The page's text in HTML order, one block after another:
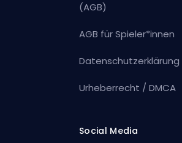
(AGB)
AGB für Spieler*innen
Datenschutzerklärung
Urheberrecht / DMCA
Social Media